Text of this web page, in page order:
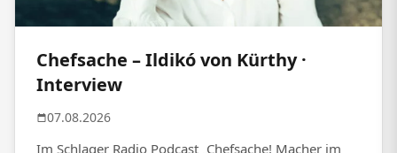
Chefsache – Ildikó von Kürthy ·
Interview
07.08.2026
Im Schlager Radio Podcast „Chefsache! Macher im